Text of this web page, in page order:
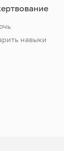
навыки